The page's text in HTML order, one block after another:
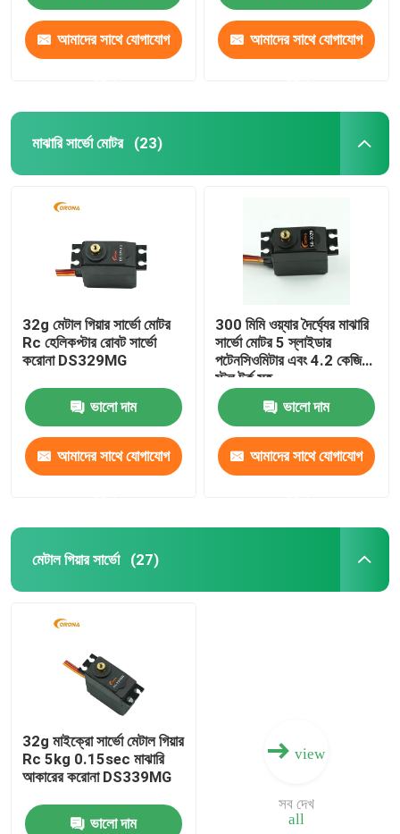
আমাদের সাথে যোগাযোগ আমাদের সাথে যোগাযোগ
মাঝারি সার্ভো মোটর (23)
32g মেটাল গিয়ার সার্ভো মোটর
Rc হেলিকপ্টার রোবট সার্ভো
করোনা DS329MG
ভালো দাম
আমাদের সাথে যোগাযোগ
300 মিমি ওয়্যার দৈর্ঘ্যের মাঝারি
সার্ভো মোটর 5 স্লাইডার
পটেনসিওমিটার এবং 4.2 কেজি
স্টল টর্ক সহ
ভালো দাম
আমাদের সাথে যোগাযোগ
মেটাল গিয়ার সার্ভো (27)
32g মাইক্রো সার্ভো মেটাল গিয়ার
Rc 5kg 0.15sec মাঝারি
আকারের করোনা DS339MG
ভালো দাম
view
all
সব দেখ